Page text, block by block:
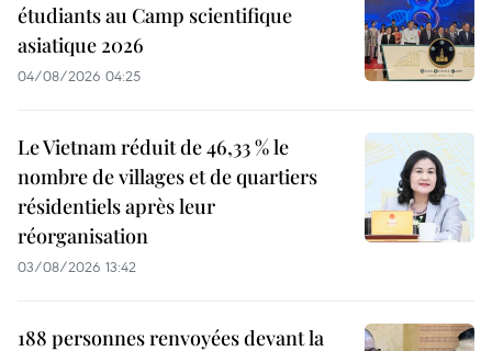
étudiants au Camp scientifique
asiatique 2026
04/08/2026 04:25
Le Vietnam réduit de 46,33 % le
nombre de villages et de quartiers
résidentiels après leur
réorganisation
03/08/2026 13:42
188 personnes renvoyées devant la